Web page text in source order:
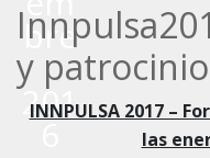
bre
,
201
6
y patrocinio
INNPULSA 2017 –
las